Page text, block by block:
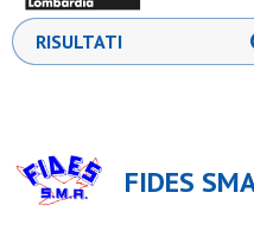
RISULTATI
FIDES